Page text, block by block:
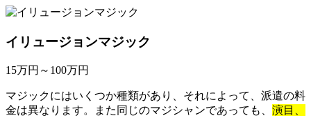
イリュージョンマジック
15万円～100万円
マジックにはいくつか種類があり、それによって、派遣の料
金は異なります。また同じのマジシャンであっても、 演目、